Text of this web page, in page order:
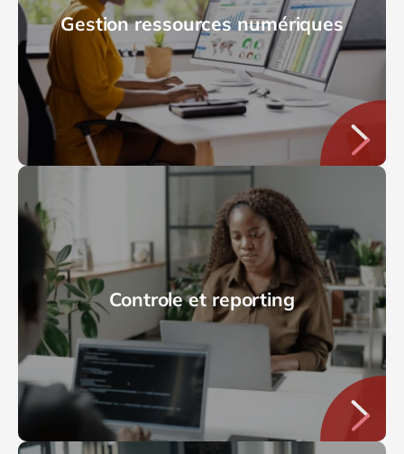
Gestion ressources numériques
Controle et reporting